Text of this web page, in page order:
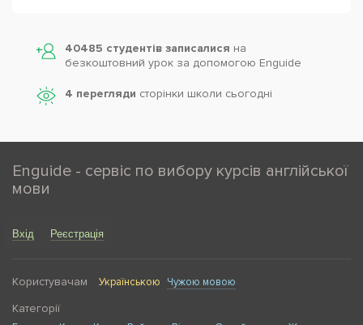
40485 студентів записалися на
безкоштовний урок за допомогою Enguide
4 перегляди сторінки школи cьогодні
Enguide - сервіс по вибору курсів англійської
мови
Вхід Реєстрація
Користувачам Українською Чужою мовою
Категорії